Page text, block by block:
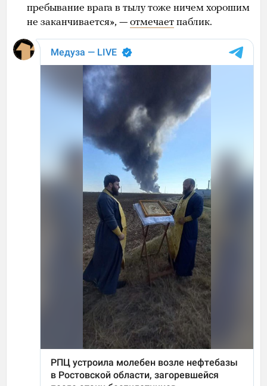
пребывание врага в тылу тоже ничем хорошим
не заканчивается», — отмечает паблик.